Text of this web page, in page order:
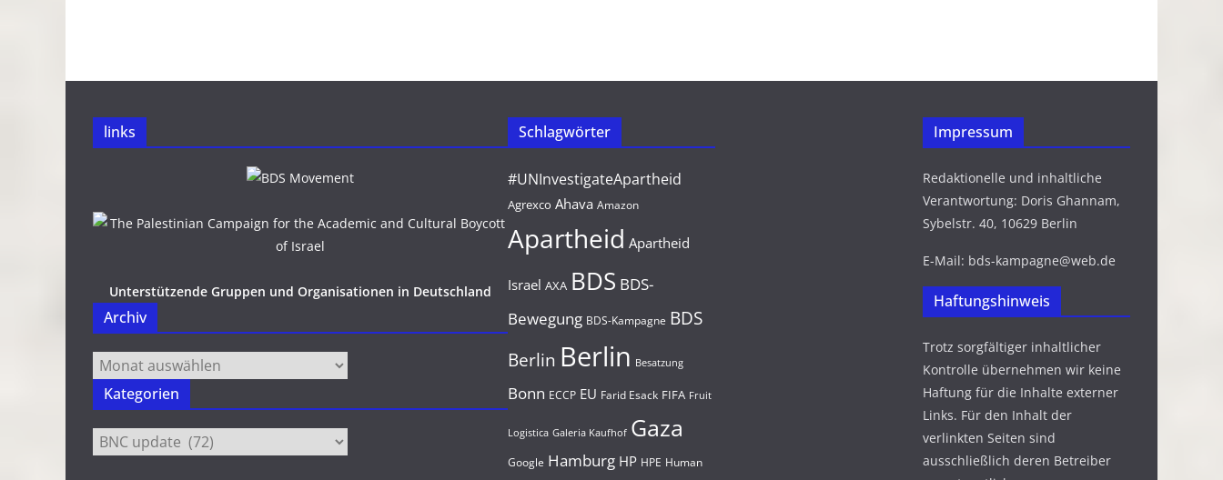
links
Unterstützende Gruppen und Organisationen in Deutschland
Archiv
Archiv
Kategorien
Kategorien
Schlagwörter
#UNInvestigateApartheid
Agrexco Ahava Amazon
Apartheid Apartheid
Israel AXA BDS BDS-
Bewegung BDS-Kampagne BDS
Berlin Berlin Besatzung
Bonn ECCP EU Farid Esack FIFA Fruit
Logistica Galeria Kaufhof Gaza
Google Hamburg HP HPE Human
Impressum
Redaktionelle und inhaltliche
Verantwortung: Doris Ghannam,
Sybelstr. 40, 10629 Berlin
E-Mail: bds-kampagne@web.de
Haftungshinweis
Trotz sorgfältiger inhaltlicher
Kontrolle übernehmen wir keine
Haftung für die Inhalte externer
Links. Für den Inhalt der
verlinkten Seiten sind
ausschließlich deren Betreiber